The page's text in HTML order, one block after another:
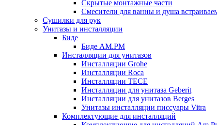
Скрытые монтажные части
Смесители для ванны и душа
Сушилки для рук
Унитазы и инсталляции
Биде
Биде AM.PM
Инсталляции для унитазов
Инсталляции Grohe
Инсталляции Roca
Инсталляции TECE
Инсталляции для унитаза Geberit
Инсталляции для унитазов Berges
Унитазы инсталляции писсуары Vitra
Комплектующие для инсталляций